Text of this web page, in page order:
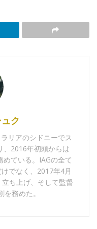
ク
リアのシドニーでス
、2016年初頭からは
ている。IAGの全て
でなく、2017年4月
ち上げ、そして監督
務めた。